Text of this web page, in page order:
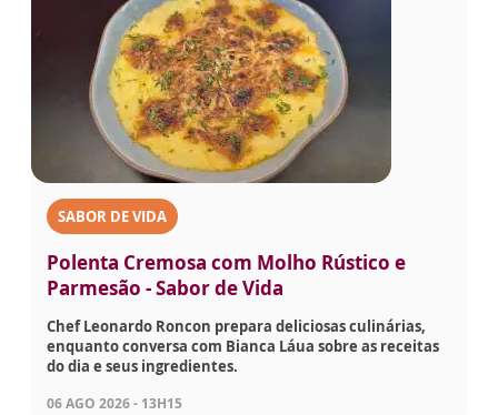
SABOR DE VIDA
Polenta Cremosa com Molho Rústico e
Parmesão - Sabor de Vida
Chef Leonardo Roncon prepara deliciosas culinárias,
enquanto conversa com Bianca Láua sobre as receitas
do dia e seus ingredientes.
06 AGO 2026 - 13H15